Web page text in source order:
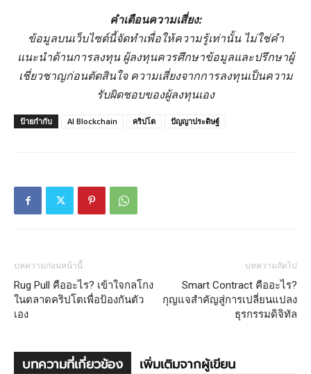
คำเตือนความเสี่ยง:
ข้อมูลบนเว็บไซต์นี้จัดทำเพื่อให้ความรู้เท่านั้น ไม่ใช่คำ
แนะนำด้านการลงทุน ผู้ลงทุนควรศึกษาข้อมูลและปรึกษาผู้
เชี่ยวชาญก่อนตัดสินใจ ความเสี่ยงจากการลงทุนเป็นความ
รับผิดชอบของผู้ลงทุนเอง
ป้ายกำกับ AI Blockchain คริปโต ปัญญาประดิษฐ์
บทความก่อนหน้านี้
Rug Pull คืออะไร? เข้าใจกลโกง
ในตลาดคริปโตเพื่อป้องกันตัว
เอง
บทความถัดไป
Smart Contract คืออะไร?
กุญแจสำคัญสู่การเปลี่ยนแปลง
ธุรกรรมดิจิทัล
บทความที่เกี่ยวข้อง เพิ่มเติมจากผู้เขียน